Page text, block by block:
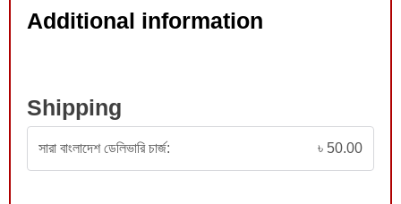
Additional information
Shipping
সারা বাংলাদেশ ডেলিভারি চার্জ: ৳ 50.00